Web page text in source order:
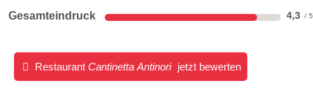
Gesamteindruck 4,3
Restaurant Cantinetta Antinori jetzt bewerten